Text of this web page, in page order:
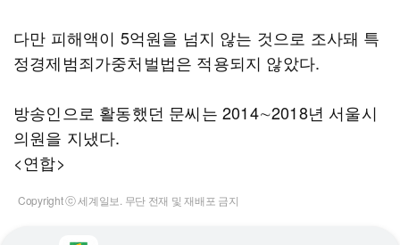
다만 피해액이 5억원을 넘지 않는 것으로 조사돼 특
정경제범죄가중처벌법은 적용되지 않았다.
방송인으로 활동했던 문씨는 2014∼2018년 서울시
의원을 지냈다.
<연합>
Copyright ⓒ 세계일보. 무단 전재 및 재배포 금지